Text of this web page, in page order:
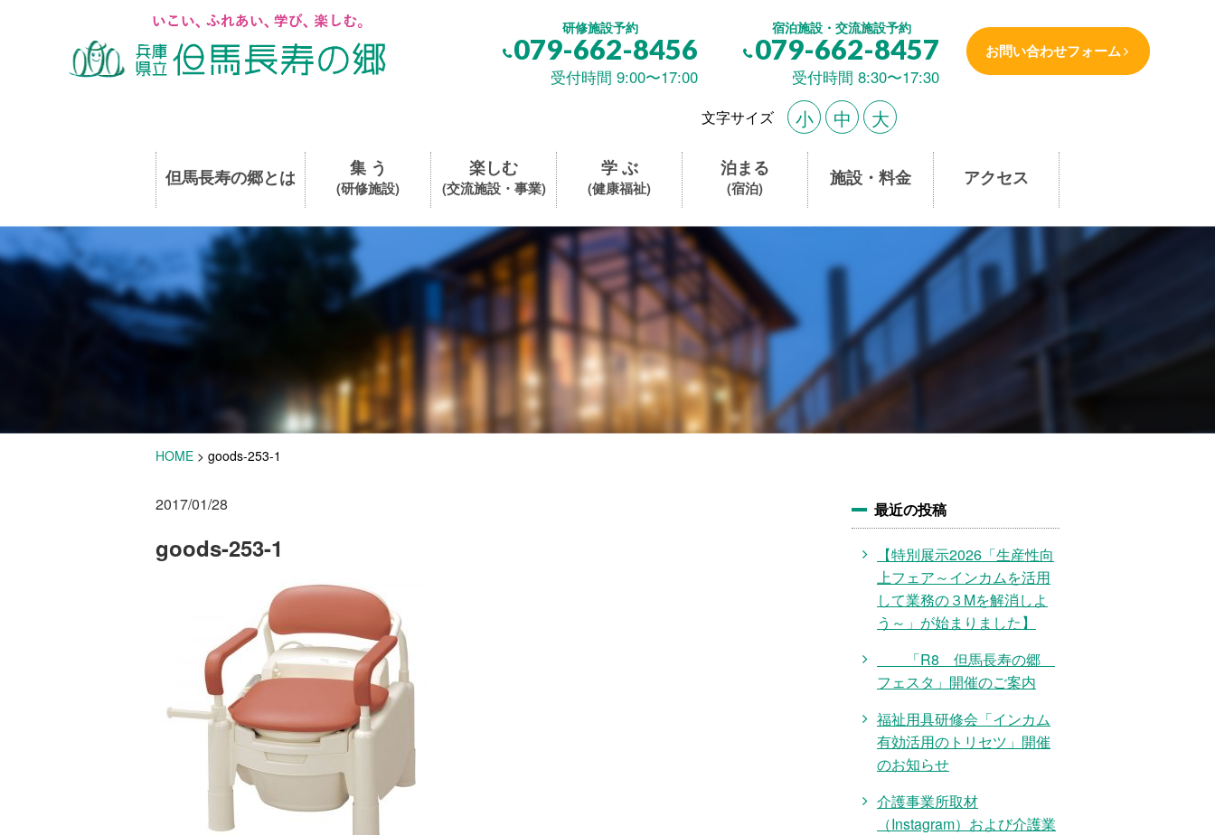
研修施設予約
079-662-8456
受付時間 9:00〜17:00
宿泊施設・交流施設予約
079-662-8457
受付時間 8:30〜17:30
お問い合わせフォーム
文字サイズ 小 中 大
但馬長寿の郷とは 集 う
(研修施設)
楽しむ
(交流施設・事業)
学 ぶ
(健康福祉)
泊まる
(宿泊) 施設・料金 アクセス
HOME > goods-253-1
2017/01/28
goods-253-1
最近の投稿
【特別展示2026「生産性向
上フェア～インカムを活用
して業務の３Mを解消しよ
う～」が始まりました】
「R8 但馬長寿の郷
フェスタ」開催のご案内
福祉用具研修会「インカム
有効活用のトリセツ」開催
のお知らせ
介護事業所取材
（Instagram）および介護業